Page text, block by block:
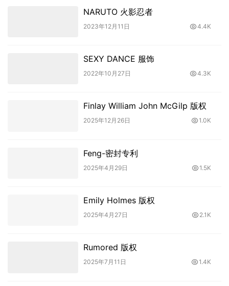
NARUTO 火影忍者
2023年12月11日 4.4K
SEXY DANCE 服饰
2022年10月27日 4.3K
Finlay William John McGilp 版权
2025年12月26日 1.0K
Feng-密封专利
2025年4月29日 1.5K
Emily Holmes 版权
2025年4月27日 2.1K
Rumored 版权
2025年7月11日 1.4K